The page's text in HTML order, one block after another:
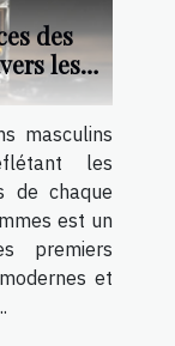
des
les
masculins
les
de chaque
est un
premiers
et